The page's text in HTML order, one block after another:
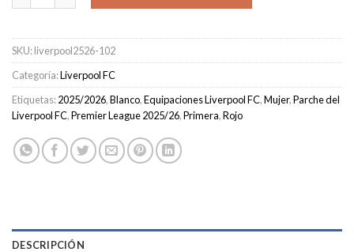
SKU:liverpool2526-102
Categoría:Liverpool FC
Etiquetas:2025/2026,Blanco,Equipaciones Liverpool FC,Mujer,Parche del
Liverpool FC,Premier League 2025/26,Primera,Rojo
DESCRIPCIÓN